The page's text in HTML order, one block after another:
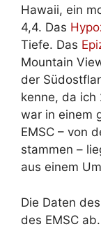
Hawaii, ein
4,4. Das
Tiefe. Das
Mountain
der
kenne, da ich
war in einem
EMSC – von
stammen –
aus einem
Die Daten
des EMSC